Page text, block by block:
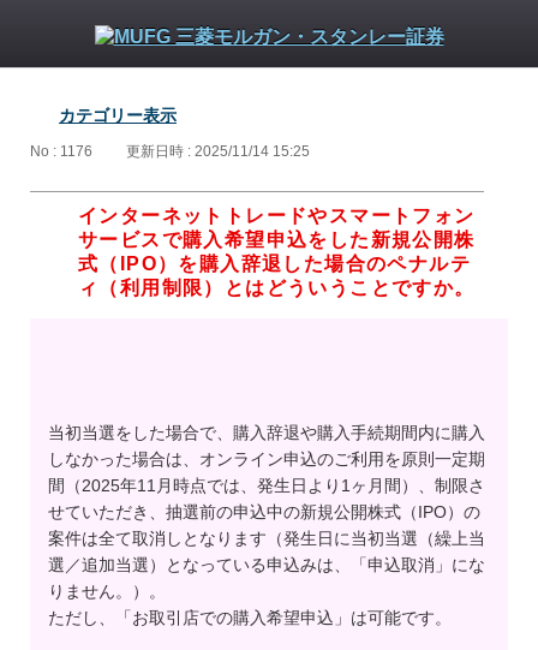
カテゴリー表示
No : 1176 更新日時 : 2025/11/14 15:25
インターネットトレードやスマートフォン
サービスで購入希望申込をした新規公開株
式（IPO）を購入辞退した場合のペナルテ
ィ（利用制限）とはどういうことですか。
当初当選をした場合で、購入辞退や購入手続期間内に購入
しなかった場合は、オンライン申込のご利用を原則一定期
間（2025年11月時点では、発生日より1ヶ月間）、制限さ
せていただき、抽選前の申込中の新規公開株式（IPO）の
案件は全て取消しとなります（発生日に当初当選（繰上当
選／追加当選）となっている申込みは、「申込取消」にな
りません。）。
ただし、「お取引店での購入希望申込」は可能です。